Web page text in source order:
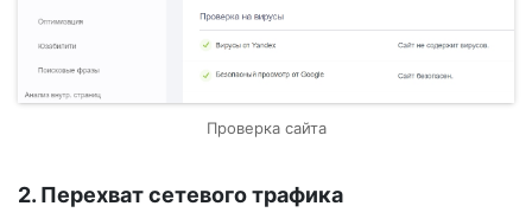
Проверка сайта
2. Перехват сетевого трафика